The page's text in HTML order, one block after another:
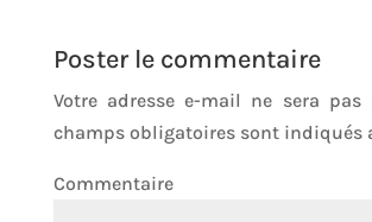
Poster le commentaire
Votre adresse e-mail ne sera pas
champs obligatoires sont indiqués